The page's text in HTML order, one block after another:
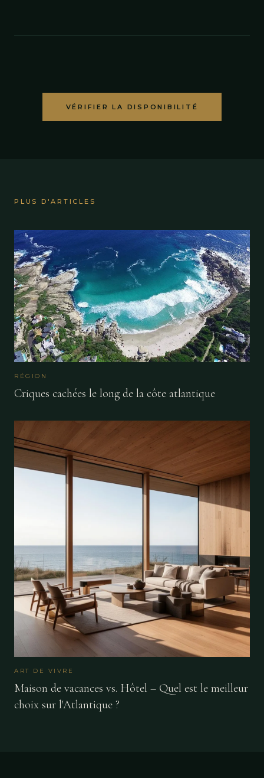
VÉRIFIER LA DISPONIBILITÉ
PLUS D'ARTICLES
RÉGION
Criques cachées le long de la côte atlantique
ART DE VIVRE
Maison de vacances vs. Hôtel – Quel est le meilleur
choix sur l'Atlantique ?